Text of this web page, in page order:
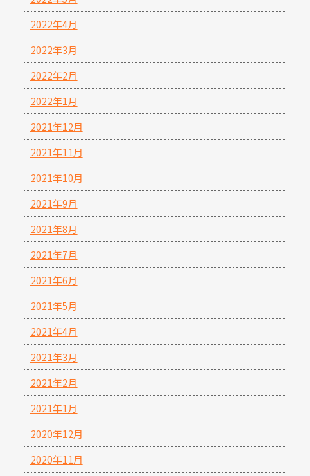
2022年4月
2022年3月
2022年2月
2022年1月
2021年12月
2021年11月
2021年10月
2021年9月
2021年8月
2021年7月
2021年6月
2021年5月
2021年4月
2021年3月
2021年2月
2021年1月
2020年12月
2020年11月